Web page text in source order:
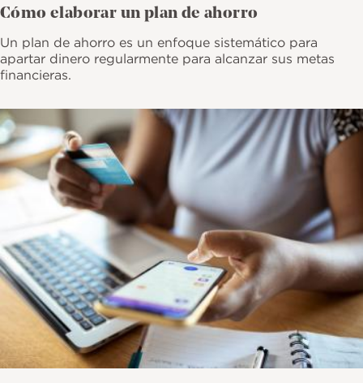
Cómo elaborar un plan de ahorro
Un plan de ahorro es un enfoque sistemático para
apartar dinero regularmente para alcanzar sus metas
financieras.
Imagen